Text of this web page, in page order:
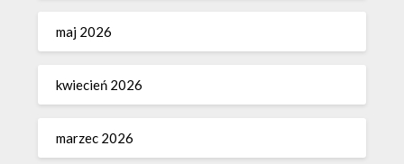
maj 2026
kwiecień 2026
marzec 2026